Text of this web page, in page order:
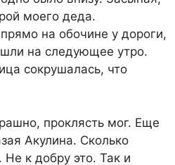
моего деда.
на обочине у дороги,
на следующее утро.
сокрушалась, что
проклясть мог. Еще
Акулина. Сколько
к добру это. Так и